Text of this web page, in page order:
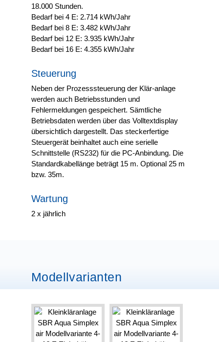
18.000 Stunden.
Bedarf bei 4 E: 2.714 kWh/Jahr
Bedarf bei 8 E: 3.482 kWh/Jahr
Bedarf bei 12 E: 3.935 kWh/Jahr
Bedarf bei 16 E: 4.355 kWh/Jahr
Steuerung
Neben der Prozesssteuerung der Klär-anlage
werden auch Betriebsstunden und
Fehlermeldungen gespeichert. Sämtliche
Betriebsdaten werden über das Volltextdisplay
übersichtlich dargestellt. Das steckerfertige
Steuergerät beinhaltet auch eine serielle
Schnittstelle (RS232) für die PC-Anbindung. Die
Standardkabellänge beträgt 15 m. Optional 25 m
bzw. 35m.
Wartung
2 x jährlich
Modellvarianten